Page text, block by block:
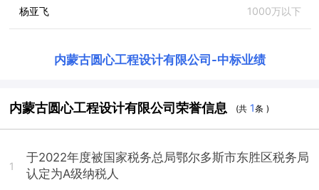
杨亚飞 1000万以下
内蒙古圆心工程设计有限公司 -中标业绩
内蒙古圆心工程设计有限公司荣誉信息 (共 1条 )
1
于2022年度被国家税务总局鄂尔多斯市东胜区税务局
认定为A级纳税人